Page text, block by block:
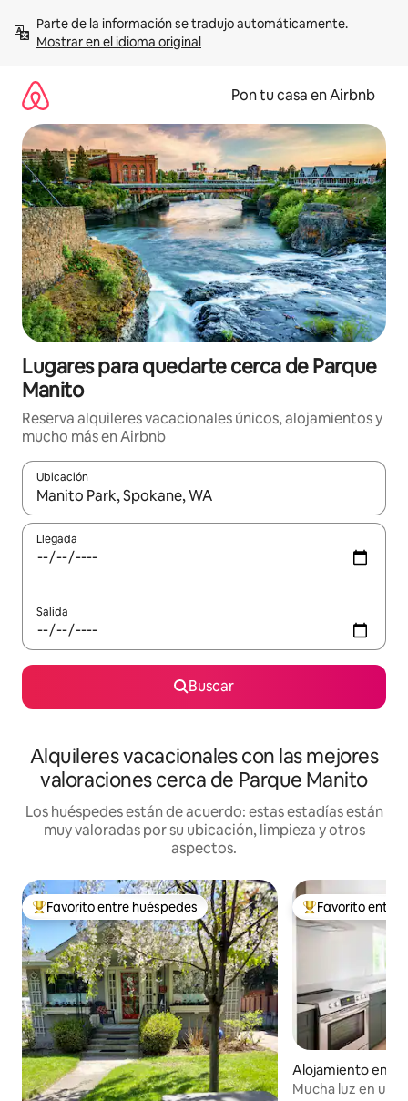
contenidoMostrar en el idioma original
Pon tu casa en Airbnb
Lugares para quedarte cerca de Parque
Manito
Reserva alquileres vacacionales únicos, alojamientos y
mucho más en Airbnb
Ubicación
Cuando los resultados estén disponibles, navega con las
Llegada
Salida
Buscar
Alquileres vacacionales con las mejores
valoraciones cerca de Parque Manito
Los huéspedes están de acuerdo: estas estadías están
muy valoradas por su ubicación, limpieza y otros
aspectos.
Favorito entre huéspedes preferido
Favorito entre huéspedes Favorito entre
Favorito entre
Alojamiento en
Mucha luz en una